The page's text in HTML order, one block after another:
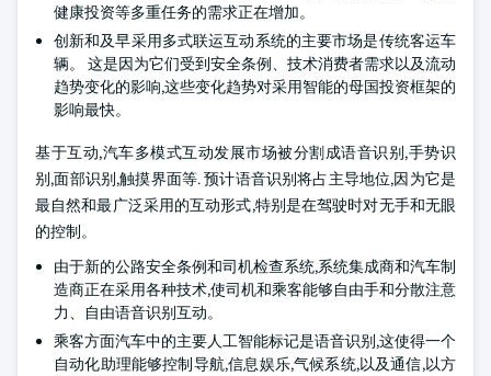
健康投资等多重任务的需求正在增加。
创新和及早采用多式联运互动系统的主要市场是传统客运车
辆。 这是因为它们受到安全条例、技术消费者需求以及流动
趋势变化的影响,这些变化趋势对采用智能的母国投资框架的
影响最快。
基于互动,汽车多模式互动发展市场被分割成语音识别,手势识
别,面部识别,触摸界面等. 预计语音识别将占主导地位,因为它是
最自然和最广泛采用的互动形式,特别是在驾驶时对无手和无眼
的控制。
由于新的公路安全条例和司机检查系统,系统集成商和汽车制
造商正在采用各种技术,使司机和乘客能够自由手和分散注意
力、自由语音识别互动。
乘客方面汽车中的主要人工智能标记是语音识别,这使得一个
自动化助理能够控制导航,信息娱乐,气候系统,以及通信,以方